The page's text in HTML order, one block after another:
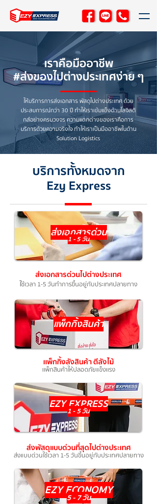
เราคือมืออาชีพ
#ส่งของไปต่างประเทศง่าย ๆ
ให้บริการการส่งเอกสาร พัสดุไปต่างประเทศ ด้วย
ประสบการณ์กว่า 30 ปี ทำให้เราเข้มแข็งด้านโลจิสติ
กส์อย่างครบวงจร ความแตกต่างของเราคือการ
บริการด้วยความจริงใจ ทำให้เราเป็นมืออาชีพในด้าน
Solution Logistics
บริการทั้งหมดจาก
Ezy Express
ส่งเอกสารด่วน
1 - 5 วัน
ส่งเอกสารด่วนไปต่างประเทศ
ใช้เวลา 1-5 วันทำการขึ้นอยู่กับประเทศปลายทาง
แพ็กกิ้งสินค้า
เเพ็กกิ้งลังสินค้า ตีลังไม้
เเพ็กสินค้าให้ปลอดภัยแข็งเเรง
EZY EXPRESS
1 - 5 วัน
ส่งพัสดุแบบด่วนที่สุดไปต่างประเทศ
ส่งแบบด่วนใช้เวลา 1-5 วันขึ้นอยู่กับประเทศปลายทาง
EZY ECONOMY
5 - 7 วัน